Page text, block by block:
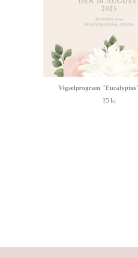
Vigselprogram
35 kr